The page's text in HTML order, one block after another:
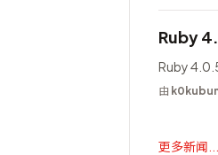
Ruby
Ruby
由
更多新闻...